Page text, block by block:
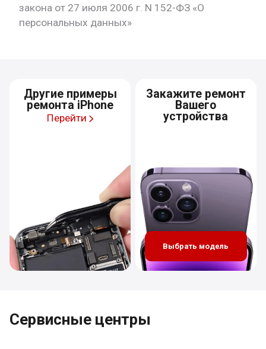
закона от 27 июля 2006 г. N 152-ФЗ «О
персональных данных»
Другие примеры
ремонта iPhone
Перейти
Закажите ремонт
Вашего
устройства
Выбрать модель
Сервисные центры